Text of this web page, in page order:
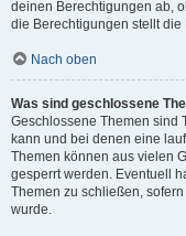
deinen Berechtigungen ab,
die Berechtigungen stellt
Nach oben
Was sind geschlossene
Geschlossene Themen sind
kann und bei denen eine
Themen können aus vielen
gesperrt werden. Eventuell
Themen zu schließen,
wurde.